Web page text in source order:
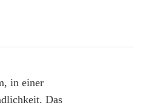
in einer
Das